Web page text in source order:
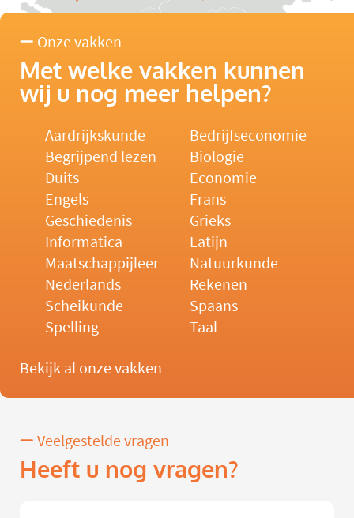
Onze vakken
Met welke vakken kunnen
wij u nog meer helpen?
Aardrijkskunde
Bedrijfseconomie
Begrijpend lezen
Biologie
Duits
Economie
Engels
Frans
Geschiedenis
Grieks
Informatica
Latijn
Maatschappijleer
Natuurkunde
Nederlands
Rekenen
Scheikunde
Spaans
Spelling
Taal
Bekijk al onze vakken
Veelgestelde vragen
Heeft u nog vragen?